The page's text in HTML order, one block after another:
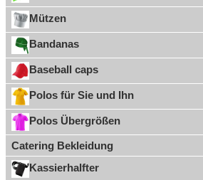
Mützen
Bandanas
Baseball caps
Polos für Sie und Ihn
Polos Übergrößen
Catering Bekleidung
Kassierhalfter